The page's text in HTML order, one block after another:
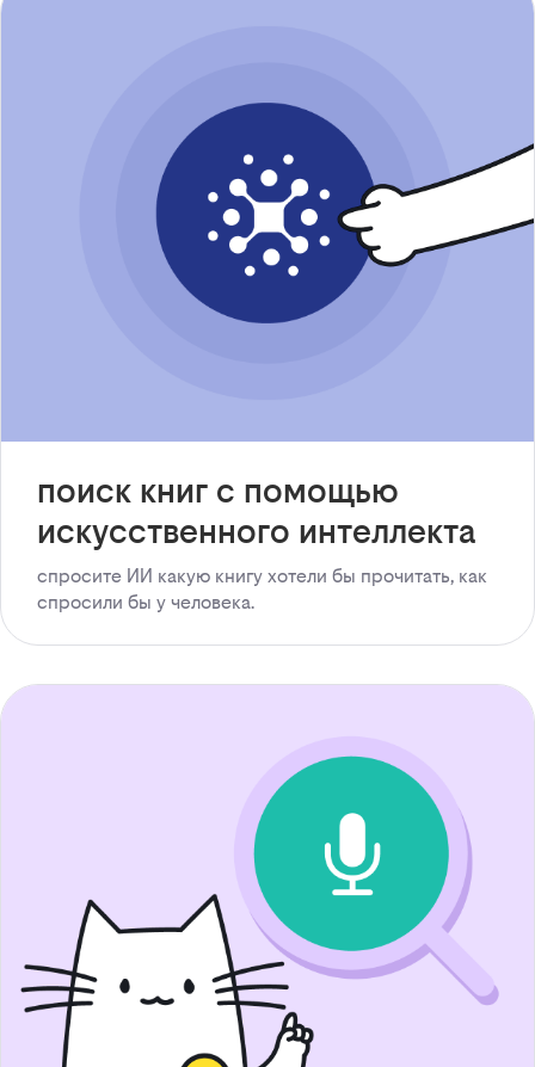
поиск книг с помощью
искусственного интеллекта
спросите ИИ какую книгу хотели бы прочитать, как
спросили бы у человека.